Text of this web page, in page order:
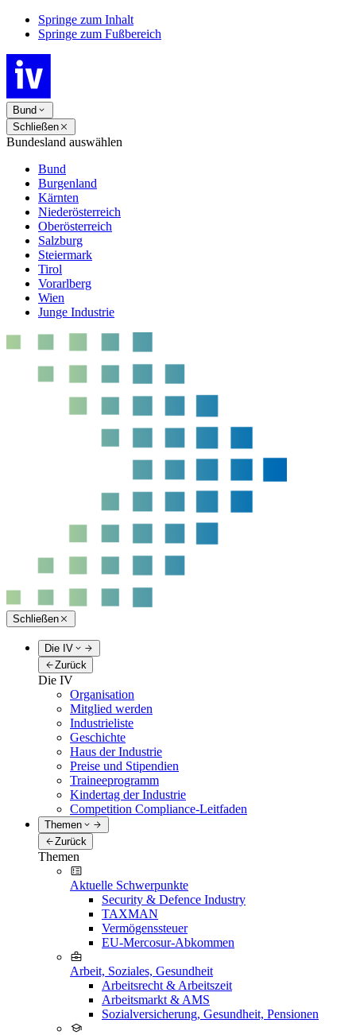
Springe zum Inhalt
Springe zum Fußbereich
Bund
Schließen
Bundesland auswählen
Bund
Burgenland
Kärnten
Niederösterreich
Oberösterreich
Salzburg
Steiermark
Tirol
Vorarlberg
Wien
Junge Industrie
Schließen
Die IV
Zurück
Die IV
Organisation
Mitglied werden
Industrieliste
Geschichte
Haus der Industrie
Preise und Stipendien
Traineeprogramm
Kindertag der Industrie
Competition Compliance-Leitfaden
Themen
Zurück
Themen
Aktuelle Schwerpunkte
Security & Defence Industry
TAXMAN
Vermögenssteuer
EU-Mercosur-Abkommen
Arbeit, Soziales, Gesundheit
Arbeitsrecht & Arbeitszeit
Arbeitsmarkt & AMS
Sozialversicherung, Gesundheit, Pensionen